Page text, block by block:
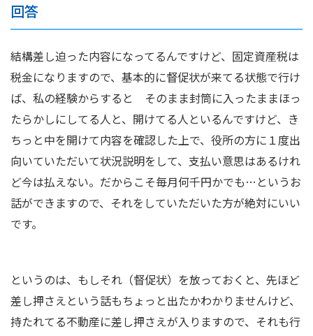
回答
結構差し迫った内容になってるんですけど、固定資産税は
税金になりますので、基本的に督促状が来てる状態で行け
ば、私の経験からすると そのまま封筒に入ったままほっ
たらかしにしてる人と、開けてる人といるんですけど、き
ちっと中を開けて内容を確認した上で、役所の方に１度出
向いていただいて状況説明をして、支払い意思はあるけれ
ど今は払えない。だからこそ毎月何千円かでも…というお
話ができますので、それをしていただいた方が絶対にいい
です。
というのは、もしそれ（督促状）を放っておくと、先ほど
差し押さえという話もちょっと出たかわかりませんけど、
持たれてる不動産に差し押さえが入りますので、それも行